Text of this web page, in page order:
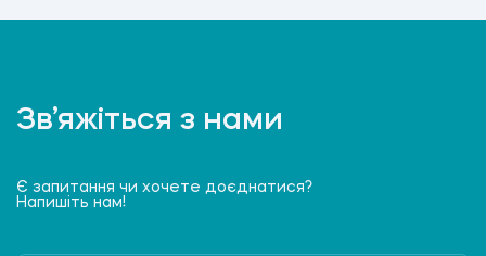
Зв’яжіться з нами
Є запитання чи хочете доєднатися?
Напишіть нам!